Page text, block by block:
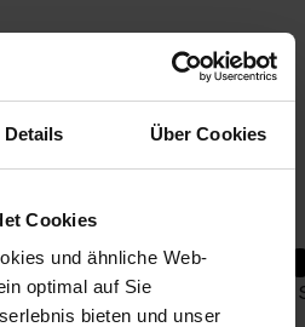
Details Über Cookies
Cookies
und ähnliche Web-
optimal auf Sie
bieten und unser
button placket